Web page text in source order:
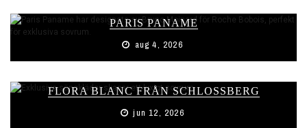
PARIS PANAME
aug 4, 2026
FLORA BLANC FRÅN SCHLOSSBERG
jun 12, 2026